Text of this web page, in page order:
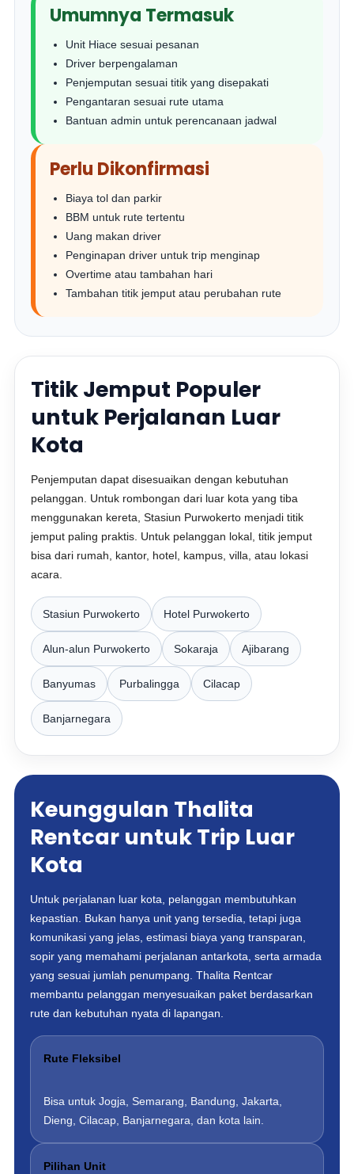
Umumnya Termasuk
Unit Hiace sesuai pesanan
Driver berpengalaman
Penjemputan sesuai titik yang disepakati
Pengantaran sesuai rute utama
Bantuan admin untuk perencanaan jadwal
Perlu Dikonfirmasi
Biaya tol dan parkir
BBM untuk rute tertentu
Uang makan driver
Penginapan driver untuk trip menginap
Overtime atau tambahan hari
Tambahan titik jemput atau perubahan rute
Titik Jemput Populer
untuk Perjalanan Luar
Kota
Penjemputan dapat disesuaikan dengan kebutuhan
pelanggan. Untuk rombongan dari luar kota yang tiba
menggunakan kereta, Stasiun Purwokerto menjadi titik
jemput paling praktis. Untuk pelanggan lokal, titik jemput
bisa dari rumah, kantor, hotel, kampus, villa, atau lokasi
acara.
Stasiun Purwokerto Hotel Purwokerto
Alun-alun Purwokerto Sokaraja Ajibarang
Banyumas Purbalingga Cilacap
Banjarnegara
Keunggulan Thalita
Rentcar untuk Trip Luar
Kota
Untuk perjalanan luar kota, pelanggan membutuhkan
kepastian. Bukan hanya unit yang tersedia, tetapi juga
komunikasi yang jelas, estimasi biaya yang transparan,
sopir yang memahami perjalanan antarkota, serta armada
yang sesuai jumlah penumpang. Thalita Rentcar
membantu pelanggan menyesuaikan paket berdasarkan
rute dan kebutuhan nyata di lapangan.
Rute Fleksibel
Bisa untuk Jogja, Semarang, Bandung, Jakarta,
Dieng, Cilacap, Banjarnegara, dan kota lain.
Pilihan Unit